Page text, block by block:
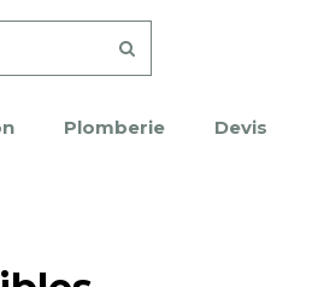
Plomberie Devis